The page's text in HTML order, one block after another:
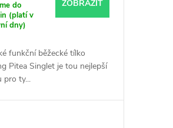
do
(platí v
dny)
ZOBRAZIT
funkční běžecké tílko
Pitea Singlet je tou nejlepší
pro ty...